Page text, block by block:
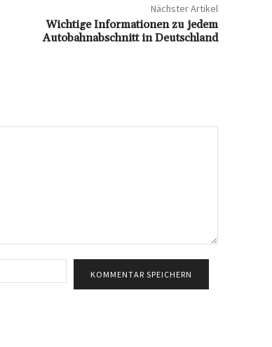
Nächster Artikel
Wichtige Informationen zu jedem
Autobahnabschnitt in Deutschland
Mail:*